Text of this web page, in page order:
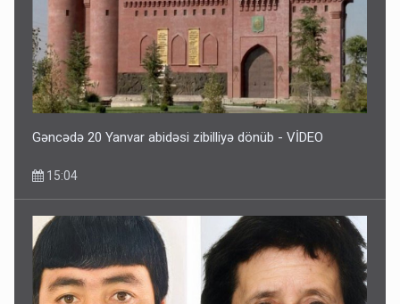
Gəncədə 20 Yanvar abidəsi zibilliyə dönüb - VİDEO
15:04